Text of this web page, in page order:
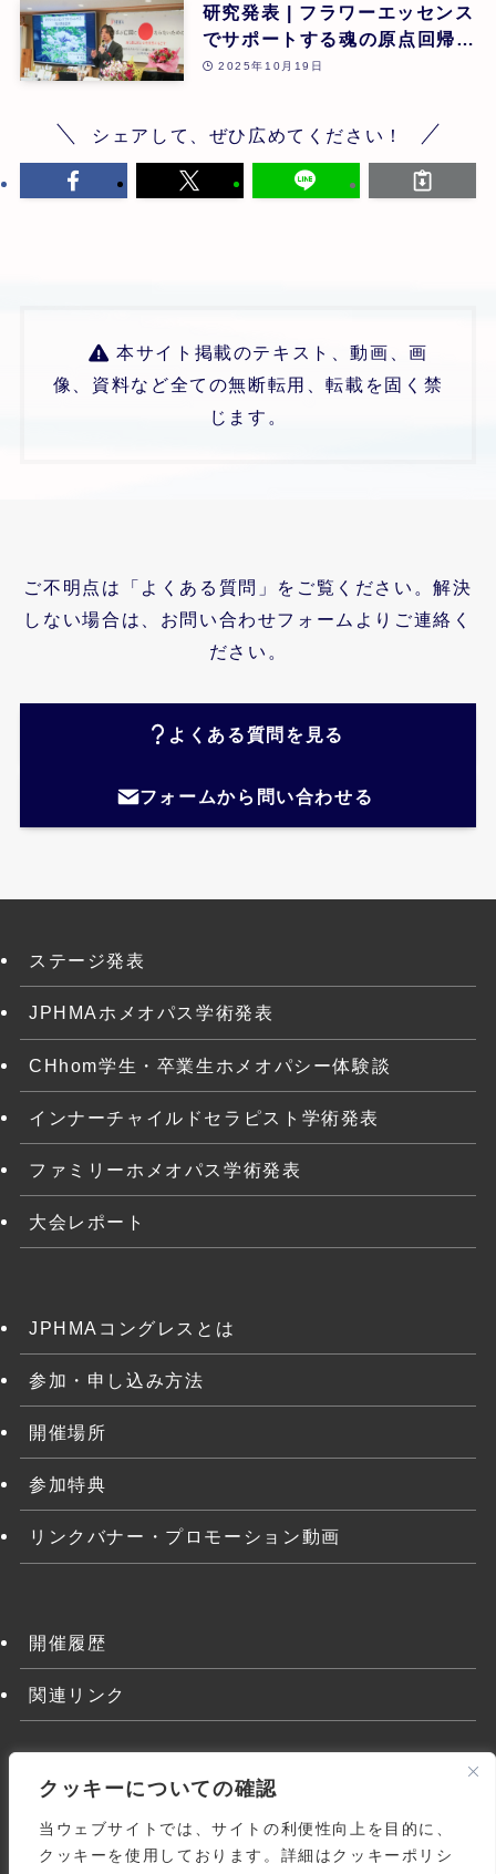
クッキーについての確認
当ウェブサイトでは、サイトの利便性向上を目的に、
クッキーを使用しております。詳細はクッキーポリシ
研究発表 | フラワーエッセンス
でサポートする魂の原点回帰 |
東昭史 | 第26回
2025年10月19日
シェアして、ぜひ広めてください！
本サイト掲載のテキスト、動画、画
像、資料など全ての無断転用、転載を固く禁
じます。
ご不明点は「よくある質問」をご覧ください。解決
しない場合は、お問い合わせフォームよりご連絡く
ださい。
よくある質問を見る
フォームから問い合わせる
ステージ発表
JPHMAホメオパス学術発表
CHhom学生・卒業生ホメオパシー体験談
インナーチャイルドセラピスト学術発表
ファミリーホメオパス学術発表
大会レポート
JPHMAコングレスとは
参加・申し込み方法
開催場所
参加特典
リンクバナー・プロモーション動画
開催履歴
関連リンク